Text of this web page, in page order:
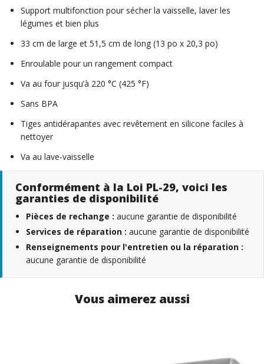
Support multifonction pour sécher la vaisselle, laver les
légumes et bien plus
33 cm de large et 51,5 cm de long (13 po x 20,3 po)
Enroulable pour un rangement compact
Va au four jusqu’à 220 °C (425 °F)
Sans BPA
Tiges antidérapantes avec revêtement en silicone faciles à
nettoyer
Va au lave-vaisselle
Conformément à la Loi PL-29, voici les
garanties de disponibilité
Pièces de rechange : aucune garantie de disponibilité
Services de réparation : aucune garantie de disponibilité
Renseignements pour l'entretien ou la réparation :
aucune garantie de disponibilité
Vous aimerez aussi